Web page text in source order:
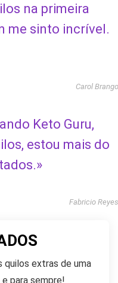
na primeira
me sinto incrível.
Carol Brango
Keto Guru,
estou mais do
Fabricio Reyes
quilos extras de uma
para sempre!